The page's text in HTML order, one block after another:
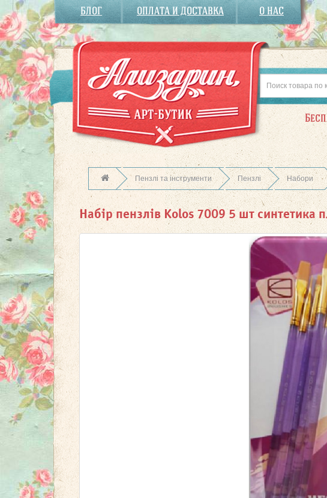
БЛОГ ОПЛАТА И ДОСТАВКА О НАС
Пензлі та інcтрументи Пензлі Набори
Набір пензлів Kolos 7009 5 шт